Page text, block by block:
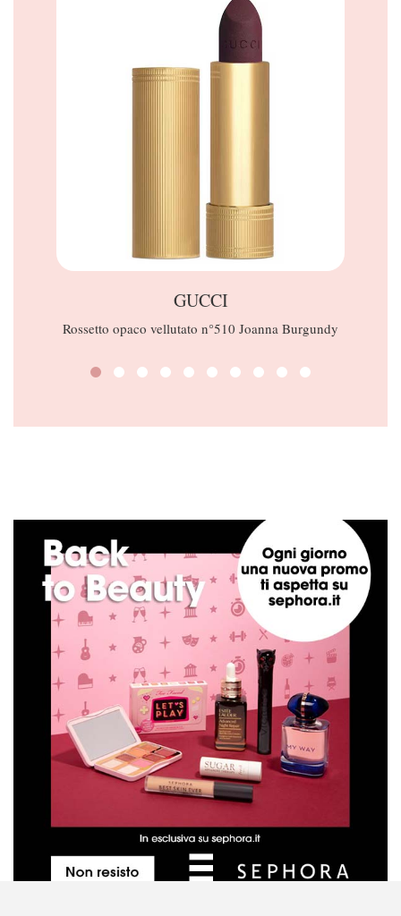
GUCCI
Rossetto opaco vellutato n°510 Joanna Burgundy